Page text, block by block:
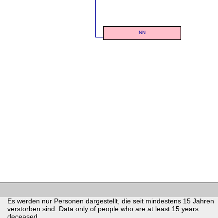
NN
Es werden nur Personen dargestellt, die seit mindestens 15 Jahren
verstorben sind. Data only of people who are at least 15 years